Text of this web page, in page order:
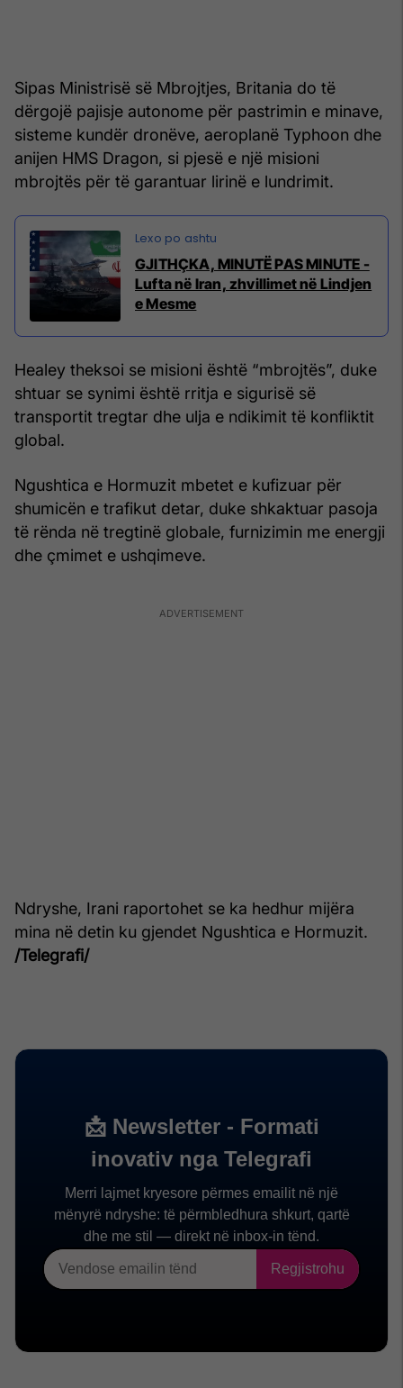
Sipas Ministrisë së Mbrojtjes, Britania do të
dërgojë pajisje autonome për pastrimin e minave,
sisteme kundër dronëve, aeroplanë Typhoon dhe
anijen HMS Dragon, si pjesë e një misioni
mbrojtës për të garantuar lirinë e lundrimit.
GJITHÇKA, MINUTË PAS MINUTE -
Lufta në Iran, zhvillimet në Lindjen
e Mesme
Healey theksoi se misioni është “mbrojtës”, duke
shtuar se synimi është rritja e sigurisë së
transportit tregtar dhe ulja e ndikimit të konfliktit
global.
Ngushtica e Hormuzit mbetet e kufizuar për
shumicën e trafikut detar, duke shkaktuar pasoja
të rënda në tregtinë globale, furnizimin me energji
dhe çmimet e ushqimeve.
Ndryshe, Irani raportohet se ka hedhur mijëra
mina në detin ku gjendet Ngushtica e Hormuzit.
/Telegrafi/